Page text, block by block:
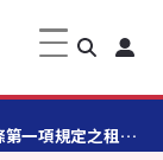
一項規定之租稅